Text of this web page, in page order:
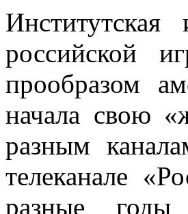
российской
прообразом
начала свою
разным
телеканале
разные годы